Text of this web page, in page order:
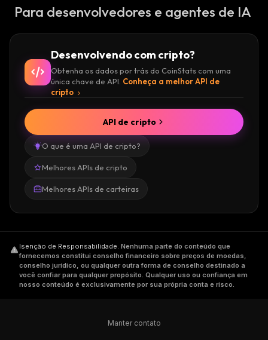
Para desenvolvedores e agentes de IA
Desenvolvendo com cripto?
Obtenha os dados por trás do CoinStats com uma
única chave de API. Conheça a melhor API de
cripto
O que é uma API de cripto?
Melhores APIs de cripto
Melhores APIs de carteiras
API de cripto
Isenção de Responsabilidade. Nenhuma parte do conteúdo que
fornecemos constitui conselho financeiro sobre preços de moedas,
conselho jurídico, ou qualquer outra forma de conselho destinado a
você confiar para qualquer propósito. Qualquer uso ou confiança em
nosso conteúdo é exclusivamente por sua própria conta e risco.
Manter contato